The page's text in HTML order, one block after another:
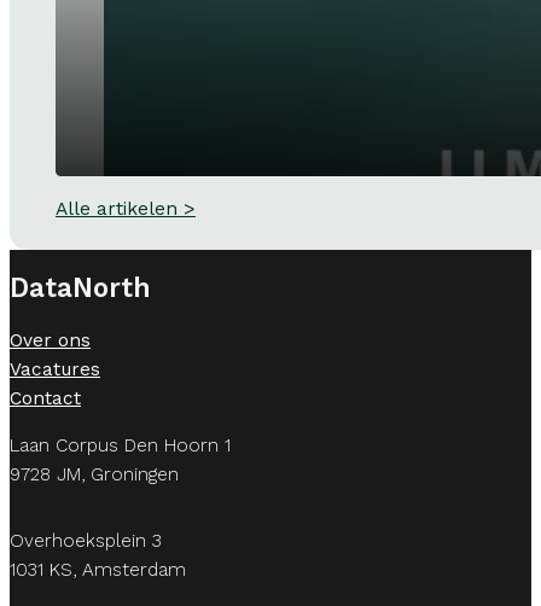
Alle artikelen >
DataNorth
Over ons
Vacatures
Contact
Laan Corpus Den Hoorn 1
9728 JM, Groningen
Overhoeksplein 3
1031 KS, Amsterdam